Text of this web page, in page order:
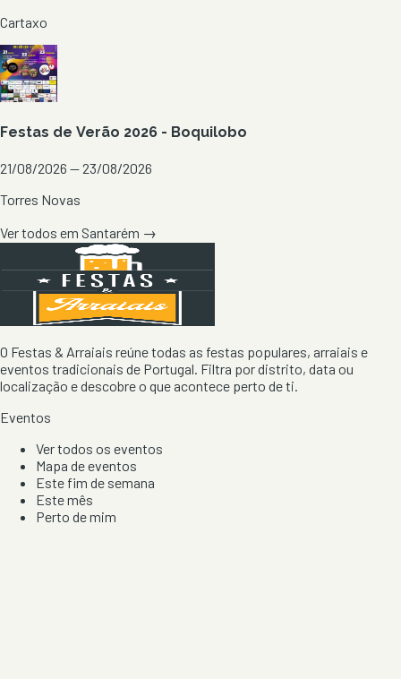
Cartaxo
Festas de Verão 2026 - Boquilobo
21/08/2026 — 23/08/2026
Torres Novas
Ver todos em Santarém →
O Festas & Arraiais reúne todas as festas populares, arraiais e
eventos tradicionais de Portugal. Filtra por distrito, data ou
localização e descobre o que acontece perto de ti.
Eventos
Ver todos os eventos
Mapa de eventos
Este fim de semana
Este mês
Perto de mim